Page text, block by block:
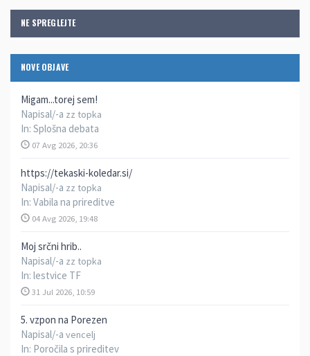
NE SPREGLEJTE
NOVE OBJAVE
Migam...torej sem!
Napisal/-a zz topka
In: Splošna debata
07 Avg 2026, 20:36
https://tekaski-koledar.si/
Napisal/-a zz topka
In: Vabila na prireditve
04 Avg 2026, 19:48
Moj srčni hrib..
Napisal/-a zz topka
In: lestvice TF
31 Jul 2026, 10:59
5. vzpon na Porezen
Napisal/-a vencelj
In: Poročila s prireditev